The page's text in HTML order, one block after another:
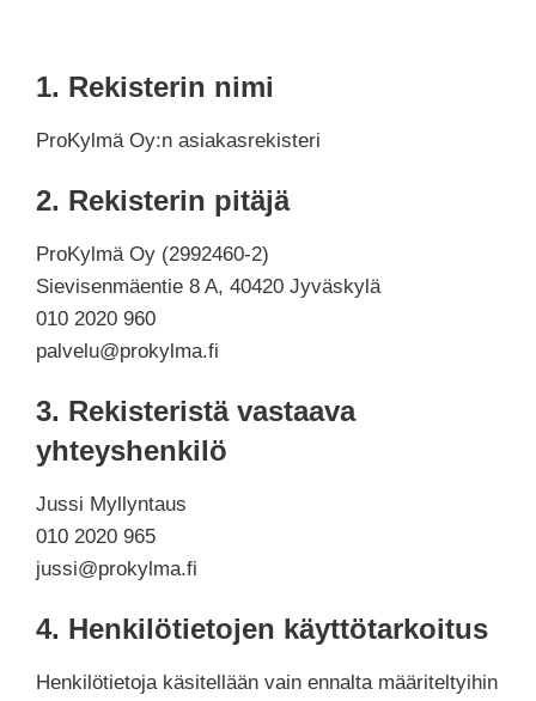
1. Rekisterin nimi
ProKylmä Oy:n asiakasrekisteri
2. Rekisterin pitäjä
ProKylmä Oy (2992460-2)
Sievisenmäentie 8 A, 40420 Jyväskylä
010 2020 960
palvelu@prokylma.fi
3. Rekisteristä vastaava
yhteyshenkilö
Jussi Myllyntaus
010 2020 965
jussi@prokylma.fi
4. Henkilötietojen käyttötarkoitus
Henkilötietoja käsitellään vain ennalta määriteltyihin